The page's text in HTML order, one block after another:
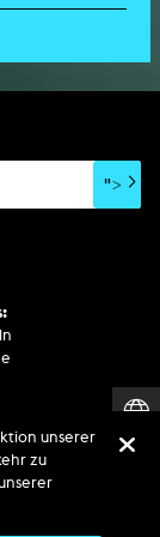
">
/ - 400
Uhr bis 6 Uhr)
unserer
zu